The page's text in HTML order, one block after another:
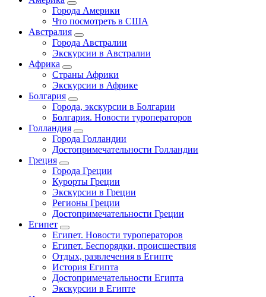
Города Америки
Что посмотреть в США
Австралия
Города Австралии
Экскурсии в Австралии
Африка
Страны Африки
Экскурсии в Африке
Болгария
Города, экскурсии в Болгарии
Болгария. Новости туроператоров
Голландия
Города Голландии
Достопримечательности Голландии
Греция
Города Греции
Курорты Греции
Экскурсии в Греции
Регионы Греции
Достопримечательности Греции
Египет
Египет. Новости туроператоров
Египет. Беспорядки, происшествия
Отдых, развлечения в Египте
История Египта
Достопримечательности Египта
Экскурсии в Египте